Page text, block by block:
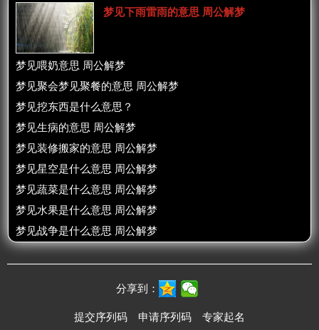
梦见下雨雷雨的意思 周公解梦
梦见喂奶意思 周公解梦
梦见聚会梦见聚餐的意思 周公解梦
梦见挖东西是什么意思？
梦见生病的意思 周公解梦
梦见装修搬家的意思 周公解梦
梦见星空是什么意思 周公解梦
梦见蔬菜是什么意思 周公解梦
梦见水果是什么意思 周公解梦
梦见战争是什么意思 周公解梦
分享到：
提交序列码 申请序列码 专家起名